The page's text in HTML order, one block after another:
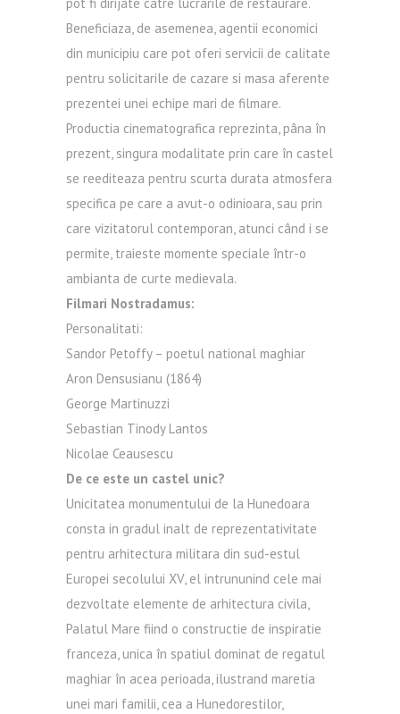
Beneficiaza, de asemenea, agentii economici
din municipiu care pot oferi servicii de calitate
pentru solicitarile de cazare si masa aferente
prezentei unei echipe mari de filmare.
Productia cinematografica reprezinta, pâna în
prezent, singura modalitate prin care în castel
se reediteaza pentru scurta durata atmosfera
specifica pe care a avut-o odinioara, sau prin
care vizitatorul contemporan, atunci când i se
permite, traieste momente speciale într-o
ambianta de curte medievala.
Filmari Nostradamus:
Personalitati:
Sandor Petoffy – poetul national maghiar
Aron Densusianu (1864)
George Martinuzzi
Sebastian Tinody Lantos
Nicolae Ceausescu
De ce este un castel unic?
Unicitatea monumentului de la Hunedoara
consta in gradul inalt de reprezentativitate
pentru arhitectura militara din sud-estul
Europei secolului XV, el intrununind cele mai
dezvoltate elemente de arhitectura civila,
Palatul Mare fiind o constructie de inspiratie
franceza, unica în spatiul dominat de regatul
maghiar în acea perioada, ilustrand maretia
unei mari familii, cea a Hunedorestilor,